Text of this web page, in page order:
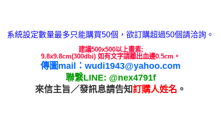
１．透過由恩沛科技股份有限公司提供之「AFTEE先享後付」服務完成之交
易，需依本服務之必要範圍內提供個人資料，並將交易相關給付款項請求債
權轉讓予恩沛科技股份有限公司。
２．關於個人資料處理事宜，請瀏覽以下網址：
https://aftee.tw/terms/#terms3
３．未成年的使用者請事先徵得法定代理人或監護人之同意方可使用
「AFTEE先享後付」，若未經同意申辦者引起之損失，本公司不負相關責
每筆NT$180，滿NT$10,000(含以上)免運費
每筆NT$100
系統設定數量最多只能購買50個，欲訂購超過50個請洽詢。
建議500x500以上畫素;
9.8x9.8cm(300dbi) 如有文字請離出血邊0.5cm。
傳圖mail：wudi1943@yahoo.com
聯繫LINE: @nex4791f
來信主旨／發訊息請告知訂購人姓名 。